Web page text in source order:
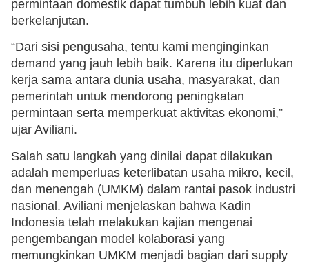
permintaan domestik dapat tumbuh lebih kuat dan
berkelanjutan.
“Dari sisi pengusaha, tentu kami menginginkan
demand yang jauh lebih baik. Karena itu diperlukan
kerja sama antara dunia usaha, masyarakat, dan
pemerintah untuk mendorong peningkatan
permintaan serta memperkuat aktivitas ekonomi,”
ujar Aviliani.
Salah satu langkah yang dinilai dapat dilakukan
adalah memperluas keterlibatan usaha mikro, kecil,
dan menengah (UMKM) dalam rantai pasok industri
nasional. Aviliani menjelaskan bahwa Kadin
Indonesia telah melakukan kajian mengenai
pengembangan model kolaborasi yang
memungkinkan UMKM menjadi bagian dari supply